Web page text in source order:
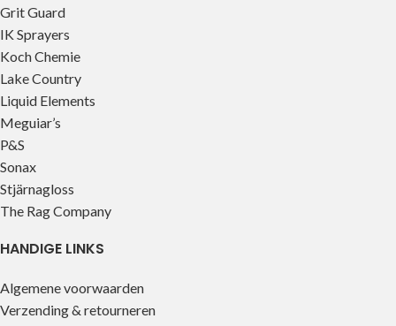
Grit Guard
IK Sprayers
Koch Chemie
Lake Country
Liquid Elements
Meguiar’s
P&S
Sonax
Stjärnagloss
The Rag Company
HANDIGE LINKS
Algemene voorwaarden
Verzending & retourneren